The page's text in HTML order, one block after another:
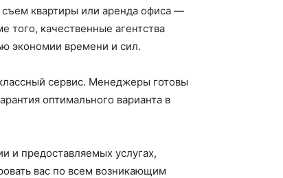
квартиры или аренда офиса —
того, качественные агентства
экономии времени и сил.
сервис. Менеджеры готовы
оптимального варианта в
и предоставляемых услугах,
вас по всем возникающим